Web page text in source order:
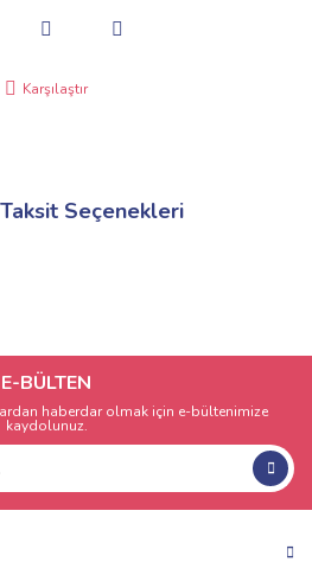
Karşılaştır
Taksit Seçenekleri
E-BÜLTEN
haberdar olmak için e-bültenimize
kaydolunuz.